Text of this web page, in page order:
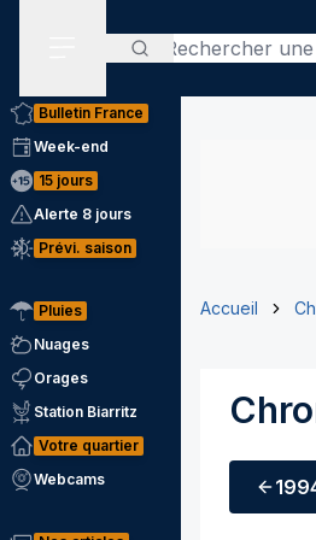
Rechercher
Bulletin France
Week-end
15 jours
Alerte 8 jours
Prévi. saison
Pluies
Nuages
Orages
Station Biarritz
Votre quartier
Webcams
Accueil